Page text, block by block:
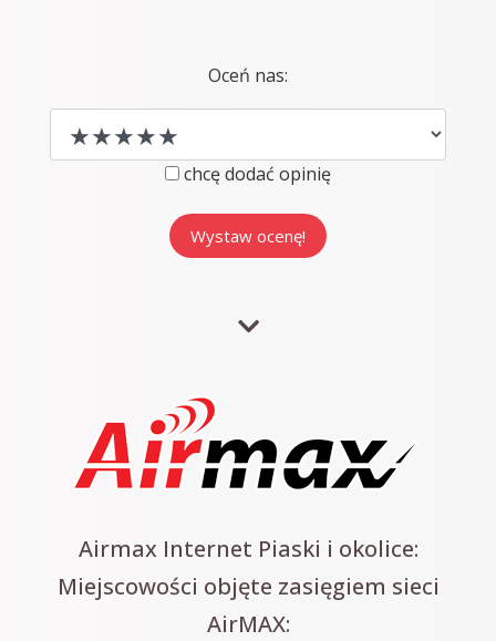
Oceń nas:
chcę dodać opinię
Airmax Internet Piaski i okolice:
Miejscowości objęte zasięgiem sieci
AirMAX: